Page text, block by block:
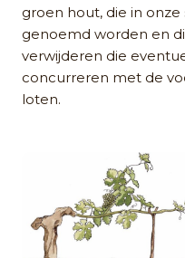
groen hout, die in onze
genoemd worden en
verwijderen die
concurreren met de
loten.